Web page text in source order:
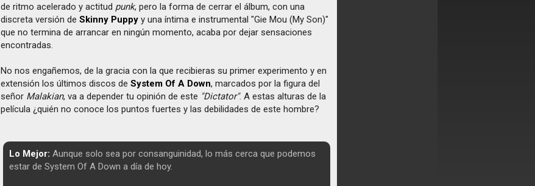
de ritmo acelerado y actitud punk, pero la forma de cerrar el álbum, con una
discreta versión deSkinny Puppy y una íntima e instrumental "Gie Mou (My Son)"
que no termina de arrancar en ningún momento, acaba por dejar sensaciones
encontradas.
No nos engañemos, de la gracia con la que recibieras su primer experimento y en
extensión los últimos discos deSystem Of A Down, marcados por la figura del
señor Malakian, va a depender tu opinión de este "Dictator". A estas alturas de la
película ¿quién no conoce los puntos fuertes y las debilidades de este hombre?
Lo Mejor: Aunque solo sea por consanguinidad, lo más cerca que podemos
estar de System Of A Down a día de hoy.